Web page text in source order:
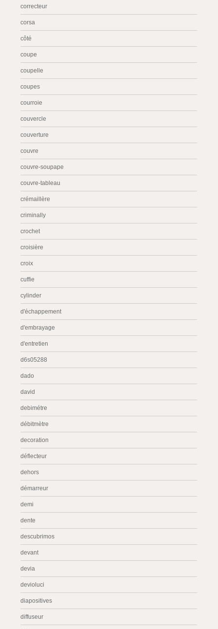
correcteur
corsa
côté
coupe
coupelle
coupes
courroie
couvercle
couverture
couvre
couvre-soupape
couvre-tableau
crémaillère
criminally
crochet
croisière
croix
cuffie
cylinder
d'échappement
d'embrayage
d'entretien
d6s05288
dado
david
debimétre
débitmètre
decoration
déflecteur
dehors
démarreur
demi
dente
descubrimos
devant
devia
devioluci
diapositives
diffuseur